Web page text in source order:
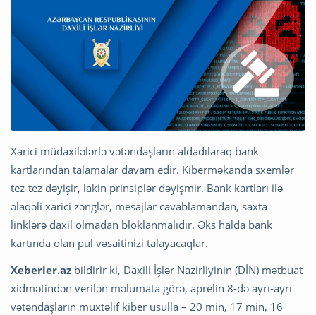
Xarici müdaxilələrlə vətəndaşların aldadılaraq bank
kartlarından talamalar davam edir. Kiberməkanda sxemlər
tez-tez dəyişir, lakin prinsiplər dəyişmir. Bank kartları ilə
əlaqəli xarici zənglər, mesajlar cavablamandan, saxta
linklərə daxil olmadan bloklanmalıdır. Əks halda bank
kartında olan pul vəsaitinizi talayacaqlar.
Xeberler.az bildirir ki, Daxili İşlər Nazirliyinin (DİN) mətbuat
xidmətindən verilən məlumata görə, aprelin 8-də ayrı-ayrı
vətəndaşların müxtəlif kiber üsulla – 20 min, 17 min, 16